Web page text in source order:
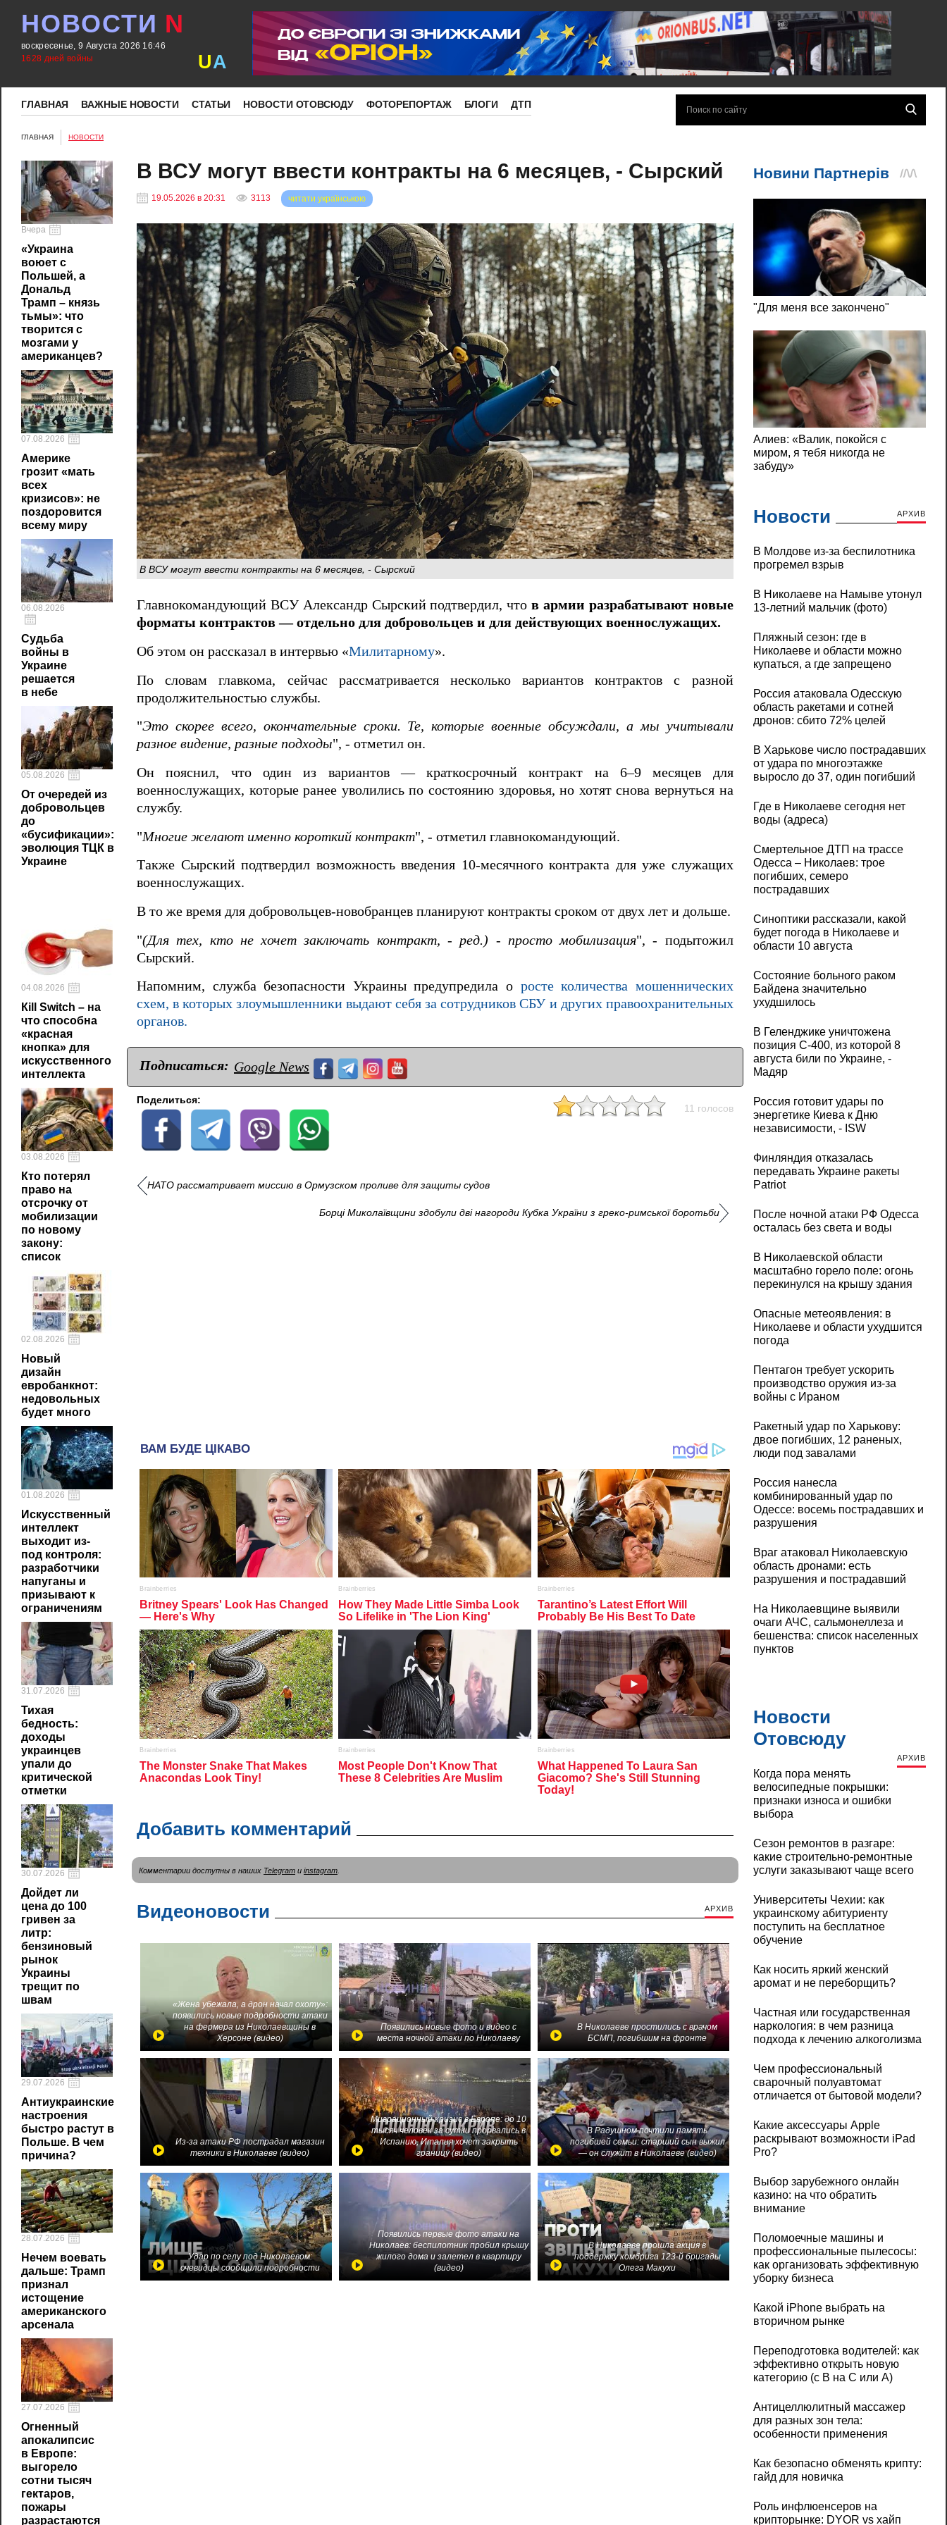
НОВОСТИ N
воскресенье, 9 Августа 2026 16:46
1628 дней войны
UA
ГЛАВНАЯ ВАЖНЫЕ НОВОСТИ СТАТЬИ НОВОСТИ ОТОВСЮДУ ФОТОРЕПОРТАЖ БЛОГИ ДТП
ГЛАВНАЯ НОВОСТИ
Вчера
«Украина
воюет с
Польшей, а
Дональд
Трамп – князь
тьмы»: что
творится с
мозгами у
американцев?
07.08.2026
Америке
грозит «мать
всех
кризисов»: не
поздоровится
всему миру
06.08.2026
Судьба
войны в
Украине
решается
в небе
05.08.2026
От очередей из
добровольцев
до
«бусификации»:
эволюция ТЦК в
Украине
04.08.2026
Кill Switch – на
что способна
«красная
кнопка» для
искусственного
интеллекта
03.08.2026
Кто потерял
право на
отсрочку от
мобилизации
по новому
закону:
список
02.08.2026
Новый
дизайн
евробанкнот:
недовольных
будет много
01.08.2026
Искусственный
интеллект
выходит из-
под контроля:
разработчики
напуганы и
призывают к
ограничениям
31.07.2026
Тихая
бедность:
доходы
украинцев
упали до
критической
отметки
30.07.2026
Дойдет ли
цена до 100
гривен за
литр:
бензиновый
рынок
Украины
трещит по
швам
29.07.2026
Антиукраинские
настроения
быстро растут в
Польше. В чем
причина?
28.07.2026
Нечем воевать
дальше: Трамп
признал
истощение
американского
арсенала
27.07.2026
Огненный
апокалипсис
в Европе:
выгорело
сотни тысяч
гектаров,
пожары
разрастаются
В ВСУ могут ввести контракты на 6 месяцев, - Сырский
19.05.2026 в 20:31 3113 читати українською
В ВСУ могут ввести контракты на 6 месяцев, - Сырский
Главнокомандующий ВСУ Александр Сырский подтвердил, чтов армии разрабатывают новые
форматы контрактов — отдельно для добровольцев и для действующих военнослужащих.
Об этом он рассказал в интервью «Милитарному».
По словам главкома, сейчас рассматривается несколько вариантов контрактов с разной
продолжительностью службы.
"Это скорее всего, окончательные сроки. Те, которые военные обсуждали, а мы учитывали
разное видение, разные подходы", - отметил он.
Он пояснил, что один из вариантов — краткосрочный контракт на 6–9 месяцев для
военнослужащих, которые ранее уволились по состоянию здоровья, но хотят снова вернуться на
службу.
"Многие желают именно короткий контракт", - отметил главнокомандующий.
Также Сырский подтвердил возможность введения 10-месячного контракта для уже служащих
военнослужащих.
В то же время для добровольцев-новобранцев планируют контракты сроком от двух лет и дольше.
"(Для тех, кто не хочет заключать контракт, - ред.) - просто мобилизация", - подытожил
Сырский.
Напомним, служба безопасности Украины предупредила о росте количества мошеннических
схем, в которых злоумышленники выдают себя за сотрудников СБУ и других правоохранительных
органов.
Подписаться: Google News
Поделиться:
11 голосов
НАТО рассматривает миссию в Ормузском проливе для защиты судов
Борці Миколаївщини здобули дві нагороди Кубка України з греко-римської боротьби
Добавить комментарий
Комментарии доступны в наших Telegram и instagram
Видеоновости АРХИВ
«Жена убежала, а дрон начал охоту»:
появились новые подробности атаки
на фермера из Николаевщины в
Херсоне (видео)
Появились новые фото и видео с
места ночной атаки по Николаеву
В Николаеве простились с врачом
БСМП, погибшим на фронте
Из-за атаки РФ пострадал магазин
техники в Николаеве (видео)
Миграционный кризис в Европе: до 10
тысяч человек за сутки прорвались в
Испанию, Италия хочет закрыть
границу (видео)
В Радушном почтили память
погибшей семьи: старший сын выжил
— он служит в Николаеве (видео)
Удар по селу под Николаевом:
очевидцы сообщили подробности
Появились первые фото атаки на
Николаев: беспилотник пробил крышу
жилого дома и залетел в квартиру
(видео)
В Николаеве прошла акция в
поддержку комбрига 123-й бригады
Олега Макухи
Новости АРХИВ
В Молдове из-за беспилотника
прогремел взрыв
В Николаеве на Намыве утонул
13-летний мальчик (фото)
Пляжный сезон: где в
Николаеве и области можно
купаться, а где запрещено
Россия атаковала Одесскую
область ракетами и сотней
дронов: сбито 72% целей
В Харькове число пострадавших
от удара по многоэтажке
выросло до 37, один погибший
Где в Николаеве сегодня нет
воды (адреса)
Смертельное ДТП на трассе
Одесса – Николаев: трое
погибших, семеро
пострадавших
Синоптики рассказали, какой
будет погода в Николаеве и
области 10 августа
Состояние больного раком
Байдена значительно
ухудшилось
В Геленджике уничтожена
позиция С-400, из которой 8
августа били по Украине, -
Мадяр
Россия готовит удары по
энергетике Киева к Дню
независимости, - ISW
Финляндия отказалась
передавать Украине ракеты
Patriot
После ночной атаки РФ Одесса
осталась без света и воды
В Николаевской области
масштабно горело поле: огонь
перекинулся на крышу здания
Опасные метеоявления: в
Николаеве и области ухудшится
погода
Пентагон требует ускорить
производство оружия из-за
войны с Ираном
Ракетный удар по Харькову:
двое погибших, 12 раненых,
люди под завалами
Россия нанесла
комбинированный удар по
Одессе: восемь пострадавших и
разрушения
Враг атаковал Николаевскую
область дронами: есть
разрушения и пострадавший
На Николаевщине выявили
очаги АЧС, сальмонеллеза и
бешенства: список населенных
пунктов
Новости
Отовсюду
АРХИВ
Когда пора менять
велосипедные покрышки:
признаки износа и ошибки
выбора
Сезон ремонтов в разгаре:
какие строительно-ремонтные
услуги заказывают чаще всего
Университеты Чехии: как
украинскому абитуриенту
поступить на бесплатное
обучение
Как носить яркий женский
аромат и не переборщить?
Частная или государственная
наркология: в чем разница
подхода к лечению алкоголизма
Чем профессиональный
сварочный полуавтомат
отличается от бытовой модели?
Какие аксессуары Apple
раскрывают возможности iPad
Pro?
Выбор зарубежного онлайн
казино: на что обратить
внимание
Поломоечные машины и
профессиональные пылесосы:
как организовать эффективную
уборку бизнеса
Какой iPhone выбрать на
вторичном рынке
Переподготовка водителей: как
эффективно открыть новую
категорию (с B на C или А)
Антицеллюлитный массажер
для разных зон тела:
особенности применения
Как безопасно обменять крипту:
гайд для новичка
Роль инфлюенсеров на
крипторынке: DYOR vs хайп